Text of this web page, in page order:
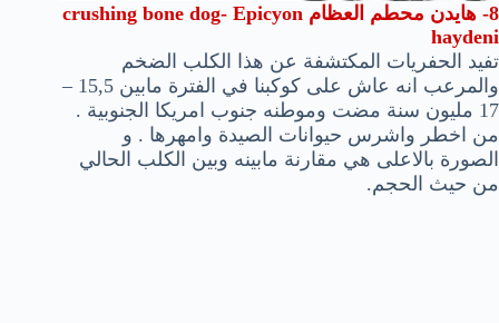
8- هايدن محطم العظام crushing bone dog- Epicyon
haydeni
تفيد الحفريات المكتشفة عن هذا الكلب الضخم
والمرعب انه عاش على كوكبنا في الفترة مابين 15,5 –
17 مليون سنة مضت وموطنه جنوب امريكا الجنوبية .
من اخطر واشرس حيوانات الصيدة وامهرها . و
الصورة بالاعلى هي مقارنة مابينه وبين الكلب الحالي
من حيث الحجم.